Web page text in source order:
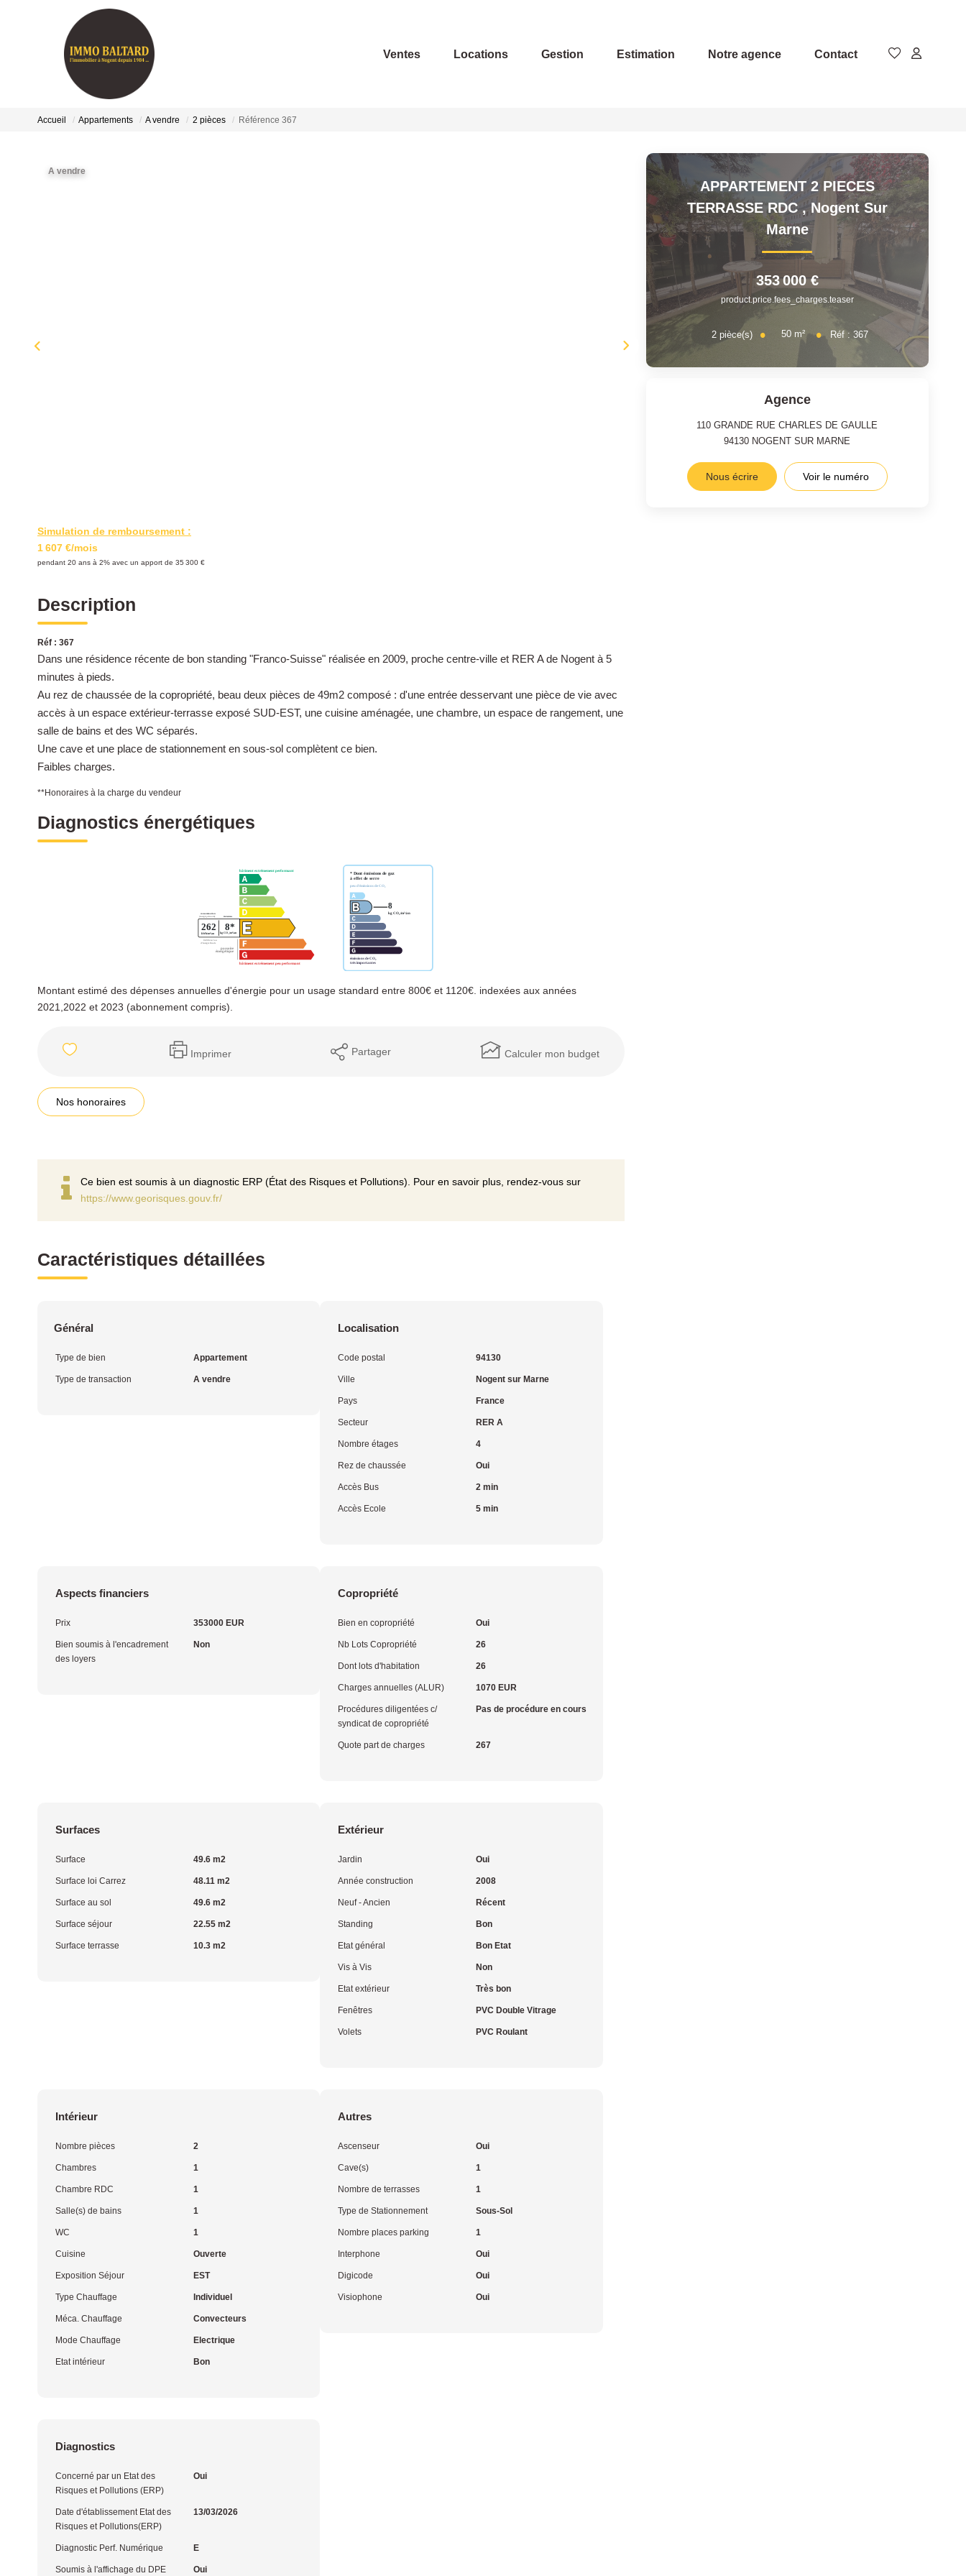
Ventes Locations Gestion Estimation Notre agence Contact
Accueil Appartements A vendre 2 pièces Référence 367
A vendre
Simulation de remboursement :
1 607 €/mois
pendant 20 ans à 2% avec un apport de 35 300 €
Description
Réf : 367
Dans une résidence récente de bon standing "Franco-Suisse" réalisée en 2009, proche centre-ville et RER A de Nogent à 5
minutes à pieds.
Au rez de chaussée de la copropriété, beau deux pièces de 49m2 composé : d'une entrée desservant une pièce de vie avec
accès à un espace extérieur-terrasse exposé SUD-EST, une cuisine aménagée, une chambre, un espace de rangement, une
salle de bains et des WC séparés.
Une cave et une place de stationnement en sous-sol complètent ce bien.
Faibles charges.
**Honoraires à la charge du vendeur
Diagnostics énergétiques
Montant estimé des dépenses annuelles d'énergie pour un usage standard entre 800€ et 1120€. indexées aux années
2021,2022 et 2023 (abonnement compris).
Imprimer Partager Calculer mon budget
Nos honoraires
Ce bien est soumis à un diagnostic ERP (État des Risques et Pollutions). Pour en savoir plus, rendez-vous sur
https://www.georisques.gouv.fr/
Caractéristiques détaillées
Général
Type de bien Appartement
Type de transaction A vendre
Localisation
Code postal 94130
Ville Nogent sur Marne
Pays France
Secteur RER A
Nombre étages 4
Rez de chaussée Oui
Accès Bus 2 min
Accès Ecole 5 min
Aspects financiers
Prix 353000 EUR
Bien soumis à l'encadrement
des loyers
Non
Copropriété
Bien en copropriété Oui
Nb Lots Copropriété 26
Dont lots d'habitation 26
Charges annuelles (ALUR) 1070 EUR
Procédures diligentées c/
syndicat de copropriété
Pas de procédure en cours
Quote part de charges 267
Surfaces
Surface 49.6 m2
Surface loi Carrez 48.11 m2
Surface au sol 49.6 m2
Surface séjour 22.55 m2
Surface terrasse 10.3 m2
Extérieur
Jardin Oui
Année construction 2008
Neuf - Ancien Récent
Standing Bon
Etat général Bon Etat
Vis à Vis Non
Etat extérieur Très bon
Fenêtres PVC Double Vitrage
Volets PVC Roulant
Intérieur
Nombre pièces 2
Chambres 1
Chambre RDC 1
Salle(s) de bains 1
WC 1
Cuisine Ouverte
Exposition Séjour EST
Type Chauffage Individuel
Méca. Chauffage Convecteurs
Mode Chauffage Electrique
Etat intérieur Bon
Autres
Ascenseur Oui
Cave(s) 1
Nombre de terrasses 1
Type de Stationnement Sous-Sol
Nombre places parking 1
Interphone Oui
Digicode Oui
Visiophone Oui
Diagnostics
Concerné par un Etat des
Risques et Pollutions (ERP)
Oui
Date d'établissement Etat des
Risques et Pollutions(ERP)
13/03/2026
Diagnostic Perf. Numérique E
Soumis à l'affichage du DPE Oui
APPARTEMENT 2 PIECES
TERRASSE RDC , Nogent Sur
Marne
353 000 €
product.price.fees_charges.teaser
2pièce(s) 50 m² Réf :367
Agence
110 GRANDE RUE CHARLES DE GAULLE
94130 NOGENT SUR MARNE
Nous écrire Voir le numéro